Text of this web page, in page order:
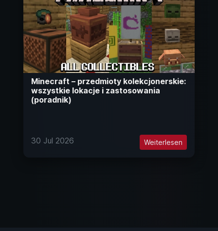
Minecraft – przedmioty kolekcjonerskie:
wszystkie lokacje i zastosowania
(poradnik)
30 Jul 2026 Weiterlesen